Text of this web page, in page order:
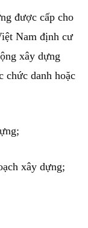
được cấp cho
Nam định cư
xây dựng
chức danh hoặc
xây dựng;